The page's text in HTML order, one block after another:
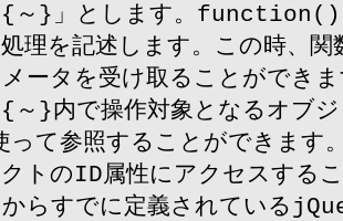
}」とします。function(){
理を記述します。この時、
ータを受け取ることができ
内で操作対象となるオブジ
って参照することができま
トのID属性にアクセスする
らすでに定義されている